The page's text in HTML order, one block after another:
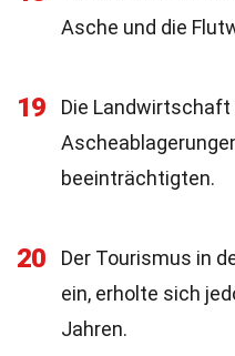
Asche und die
19
Die Landwirtschaft
beeinträchtigten.
20
Der Tourismus in
ein, erholte sich
Jahren.